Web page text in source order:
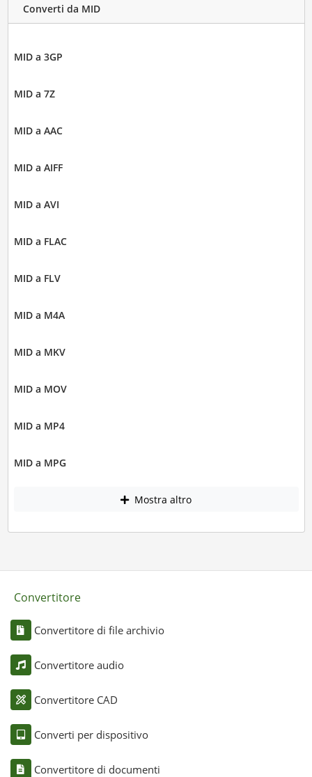
Converti da MID
MID a 3GP
MID a 7Z
MID a AAC
MID a AIFF
MID a AVI
MID a FLAC
MID a FLV
MID a M4A
MID a MKV
MID a MOV
MID a MP4
MID a MPG
Mostra altro
Convertitore
Convertitore di file archivio
Convertitore audio
Convertitore CAD
Converti per dispositivo
Convertitore di documenti